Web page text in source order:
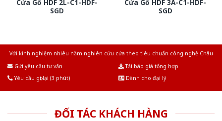
Cửa Gỗ HDF 2L-C1-HDF-
SGD
Cửa Gỗ HDF 3A-C1-HDF-
SGD
Với kinh nghiệm nhiêu năm nghiên cứu cửa theo tiêu chuẩn công nghệ Châu
Gửi yêu cầu tư vấn
Tải báo giá tổng hợp
Yêu cầu gọi lại (3 phút)
Dành cho đại lý
ĐỐI TÁC KHÁCH HÀNG